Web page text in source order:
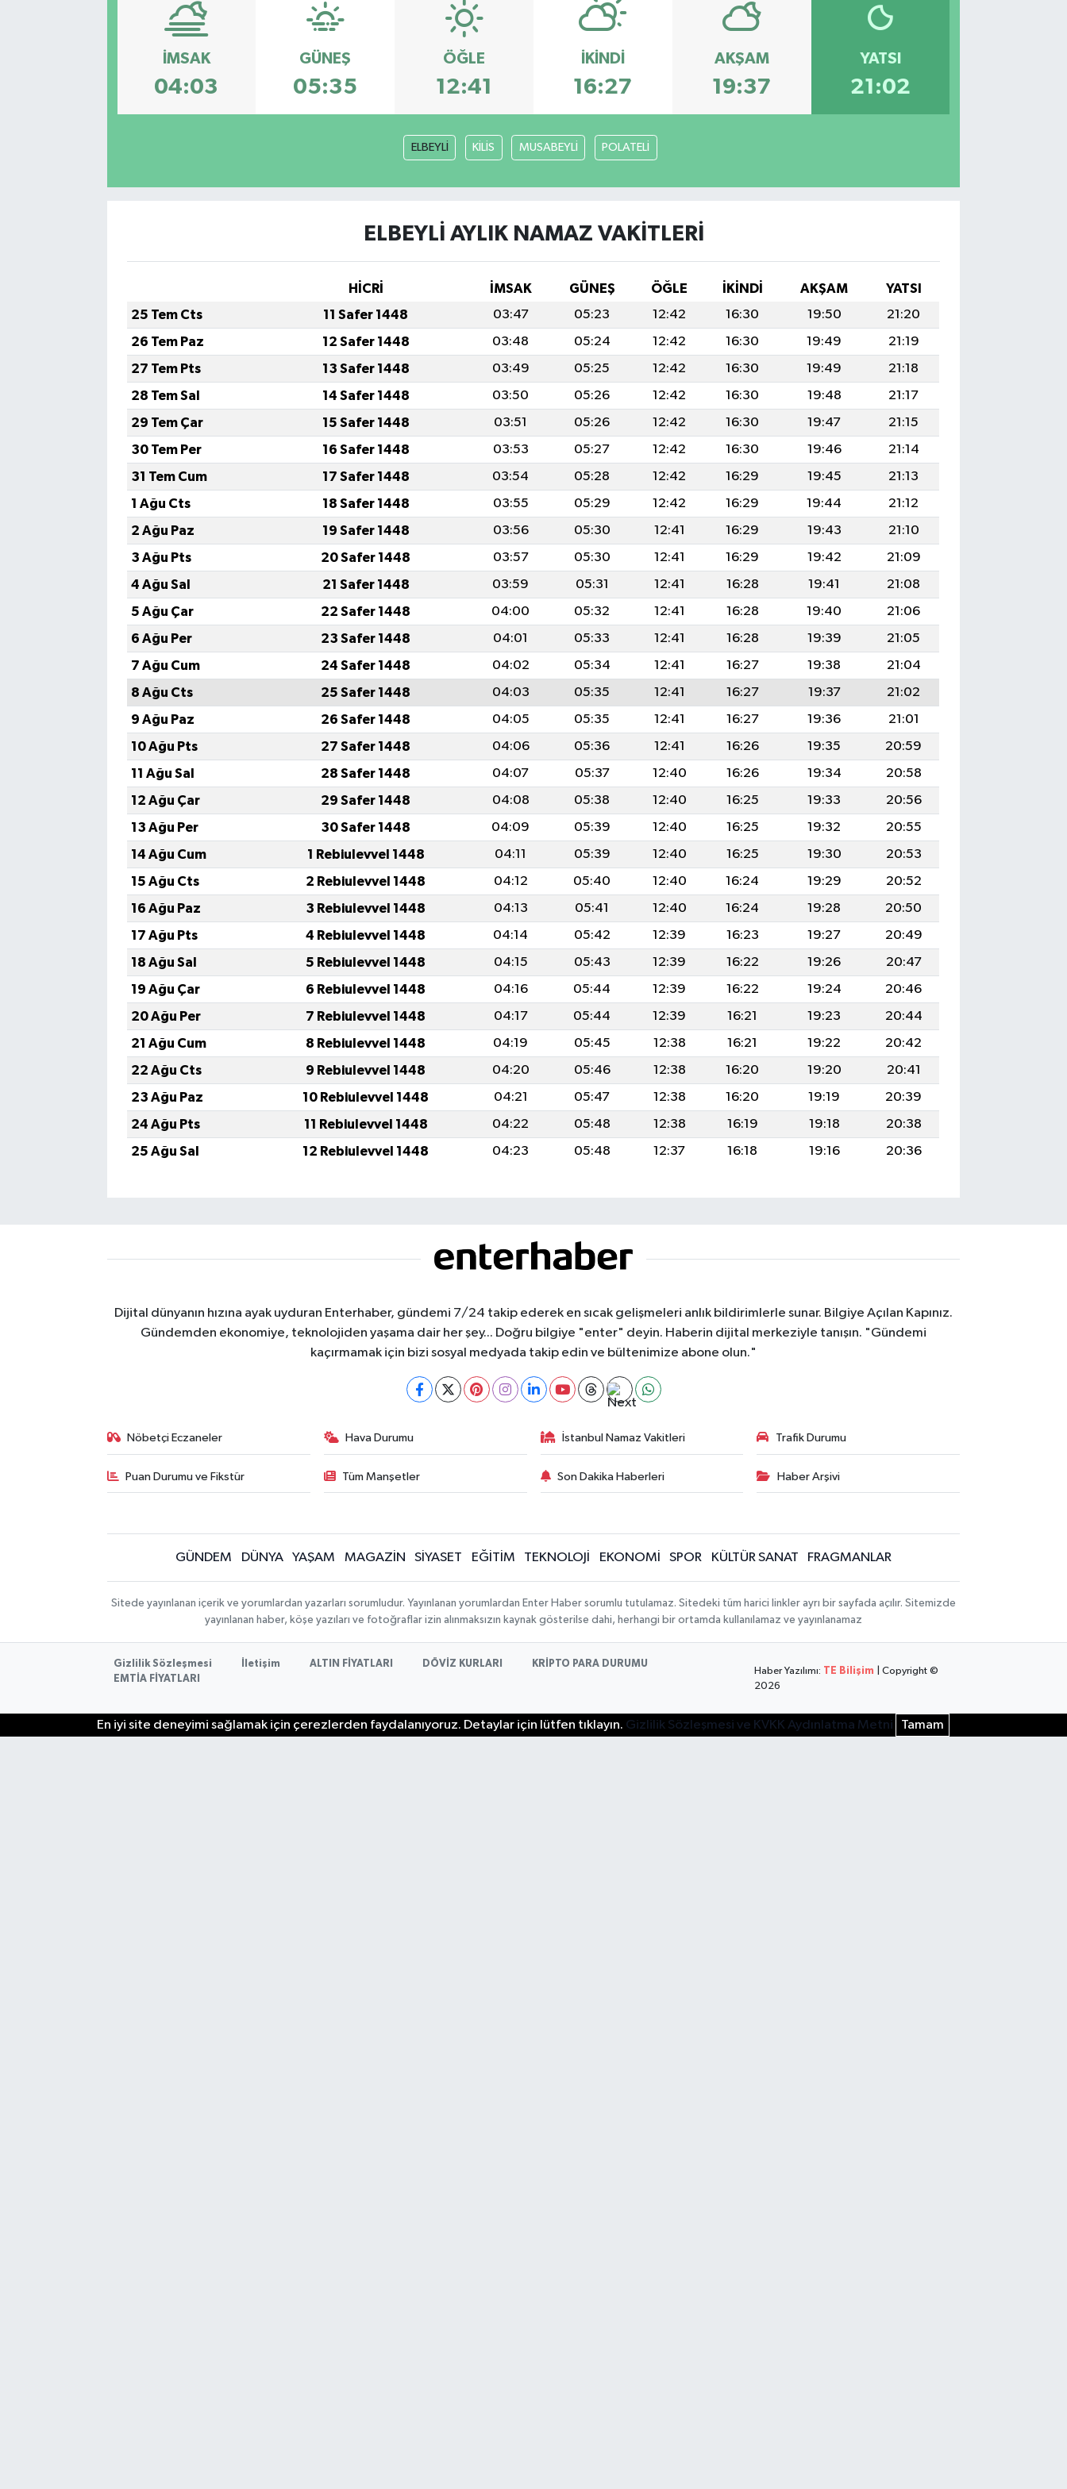
İMSAK
04:03
GÜNEŞ
05:35
ÖĞLE
12:41
İKINDI
16:27
AKŞAM
19:37
YATSI
21:02
ELBEYLİ KİLİS MUSABEYLİ POLATELİ
ELBEYLİ AYLIK NAMAZ VAKITLERI
HİCRİ İMSAK GÜNEŞ ÖĞLE İKINDI AKŞAM
YATSI
25 Tem Cts
11 Safer 1448 03:47 05:23 12:42 16:30 19:50
21:20
26 Tem Paz
12 Safer 1448 03:48 05:24 12:42 16:30 19:49
21:19
27 Tem Pts
13 Safer 1448 03:49 05:25 12:42 16:30 19:49
21:18
28 Tem Sal
14 Safer 1448 03:50 05:26 12:42 16:30 19:48
21:17
29 Tem Çar
15 Safer 1448 03:51 05:26 12:42 16:30 19:47
21:15
30 Tem Per
16 Safer 1448 03:53 05:27 12:42 16:30 19:46
21:14
31 Tem Cum
17 Safer 1448 03:54 05:28 12:42 16:29 19:45
21:13
1 Ağu Cts
18 Safer 1448 03:55 05:29 12:42 16:29 19:44
21:12
2 Ağu Paz
19 Safer 1448 03:56 05:30 12:41 16:29 19:43
21:10
3 Ağu Pts
20 Safer 1448 03:57 05:30 12:41 16:29 19:42
21:09
4 Ağu Sal
21 Safer 1448 03:59 05:31 12:41 16:28 19:41
21:08
5 Ağu Çar
22 Safer 1448 04:00 05:32 12:41 16:28 19:40
21:06
6 Ağu Per
23 Safer 1448 04:01 05:33 12:41 16:28 19:39
21:05
7 Ağu Cum
24 Safer 1448 04:02 05:34 12:41 16:27 19:38
21:04
8 Ağu Cts
25 Safer 1448 04:03 05:35 12:41 16:27 19:37
21:02
9 Ağu Paz
26 Safer 1448 04:05 05:35 12:41 16:27 19:36
21:01
10 Ağu Pts
27 Safer 1448 04:06 05:36 12:41 16:26 19:35
20:59
11 Ağu Sal
28 Safer 1448 04:07 05:37 12:40 16:26 19:34
20:58
12 Ağu Çar
29 Safer 1448 04:08 05:38 12:40 16:25 19:33
20:56
13 Ağu Per
30 Safer 1448 04:09 05:39 12:40 16:25 19:32
20:55
14 Ağu Cum
1 Rebiulevvel 1448 04:11 05:39 12:40 16:25 19:30
20:53
15 Ağu Cts
2 Rebiulevvel 1448 04:12 05:40 12:40 16:24 19:29
20:52
16 Ağu Paz
3 Rebiulevvel 1448 04:13 05:41 12:40 16:24 19:28
20:50
17 Ağu Pts
4 Rebiulevvel 1448 04:14 05:42 12:39 16:23 19:27
20:49
18 Ağu Sal
5 Rebiulevvel 1448 04:15 05:43 12:39 16:22 19:26
20:47
19 Ağu Çar
6 Rebiulevvel 1448 04:16 05:44 12:39 16:22 19:24
20:46
20 Ağu Per
7 Rebiulevvel 1448 04:17 05:44 12:39 16:21 19:23
20:44
21 Ağu Cum
8 Rebiulevvel 1448 04:19 05:45 12:38 16:21 19:22
20:42
22 Ağu Cts
9 Rebiulevvel 1448 04:20 05:46 12:38 16:20 19:20
20:41
23 Ağu Paz
10 Rebiulevvel 1448 04:21 05:47 12:38 16:20 19:19
20:39
24 Ağu Pts
11 Rebiulevvel 1448 04:22 05:48 12:38 16:19 19:18
20:38
25 Ağu Sal
12 Rebiulevvel 1448 04:23 05:48 12:37 16:18 19:16 20:36
Dijital dünyanın hızına ayak uyduran Enterhaber, gündemi 7/24 takip ederek en sıcak gelişmeleri anlık bildirimlerle sunar. Bilgiye Açılan Kapınız.
Gündemden ekonomiye, teknolojiden yaşama dair her şey... Doğru bilgiye "enter" deyin. Haberin dijital merkeziyle tanışın. "Gündemi
kaçırmamak için bizi sosyal medyada takip edin ve bültenimize abone olun."
Nöbetçi Eczaneler Hava Durumu İstanbul Namaz Vakitleri Trafik Durumu
Puan Durumu ve Fikstür Tüm Manşetler Son Dakika Haberleri Haber Arşivi
GÜNDEM DÜNYA YAŞAM MAGAZİN SİYASET EĞİTİM TEKNOLOJİ EKONOMİ SPOR KÜLTÜR SANAT FRAGMANLAR
Sitede yayınlanan içerik ve yorumlardan yazarları sorumludur. Yayınlanan yorumlardan Enter Haber sorumlu tutulamaz. Sitedeki tüm harici linkler ayrı bir sayfada açılır. Sitemizde
yayınlanan haber, köşe yazıları ve fotoğraflar izin alınmaksızın kaynak gösterilse dahi, herhangi bir ortamda kullanılamaz ve yayınlanamaz
Gizlilik Sözleşmesi İletişim ALTIN FİYATLARI DÖVİZ KURLARI
KRİPTO PARA DURUMU
EMTİA FİYATLARI
Haber Yazılımı: TE Bilişim
| Copyright ©
2026
En iyi site deneyimi sağlamak için çerezlerden faydalanıyoruz. Detaylar için lütfen tıklayın. Gizlilik Sözleşmesi ve KVKK Aydınlatma Metni Tamam